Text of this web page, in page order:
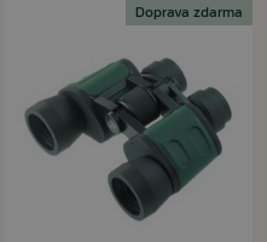
Doprava zdarma